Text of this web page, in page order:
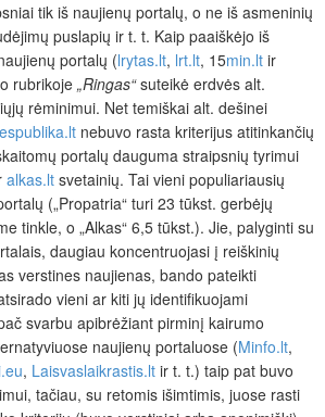
tik iš naujienų portalų, o ne iš asmeninių
puslapių ir t. t. Kaip paaiškėjo iš
portalų (lrytas.lt, lrt.lt, 15min.lt ir
rubrikoje„Ringas“suteikė erdvės alt.
rėminimui. Net temiškai alt. dešinei
nebuvo rasta kriterijus atitinkančių
portalų dauguma straipsnių tyrimui
alkas.lt svetainių. Tai vieni populiariausių
(„Propatria“ turi 23 tūkst. gerbėjų
tinkle, o „Alkas“ 6,5 tūkst.). Jie, palyginti su
daugiau koncentruojasi į reiškinių
verstines naujienas, bando pateikti
vieni ar kiti jų identifikuojami
svarbu apibrėžiant pirminį kairumo
naujienų portaluose (Minfo.lt,
, Laisvaslaikrastis.lt ir t. t.) taip pat buvo
tačiau, su retomis išimtimis, juose rasti